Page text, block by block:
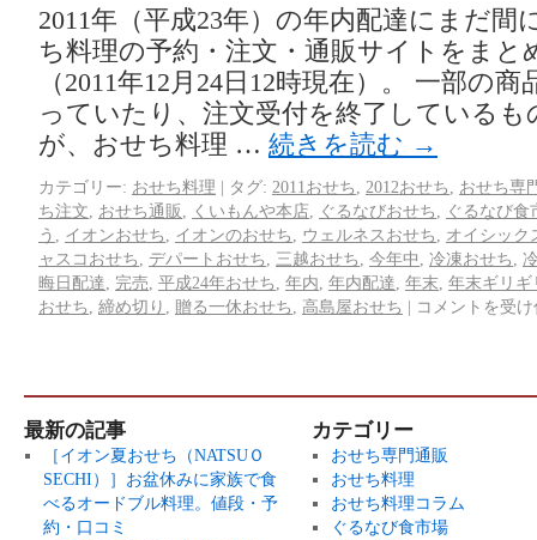
2011年（平成23年）の年内配達にまだ間
ち料理の予約・注文・通販サイトをまと
（2011年12月24日12時現在）。 一部の
っていたり、注文受付を終了している
が、おせち料理 … 続きを読む →
カテゴリー: おせち料理 | タグ: 2011おせち 2012おせち
おせち専
ち注文
おせち通販 くいもんや本店 ぐるなびおせち
ぐるなび食
う
イオンおせち イオンのおせち ウェルネスおせち
オイシック
ャスコおせち
デパートおせち 三越おせち 今年中 冷凍おせち
晦日配達
完売 平成24年おせち 年内 年内配達 年末 年末ギリギ
おせち
締め切り 贈る一休おせち 高島屋おせち | コメントを受
最新の記事
［イオン夏おせち（NATSUＯ
SECHI）］お盆休みに家族で食
べるオードブル料理。値段・予
約・口コミ
カテゴリー
おせち専門通販
おせち料理
おせち料理コラム
ぐるなび食市場